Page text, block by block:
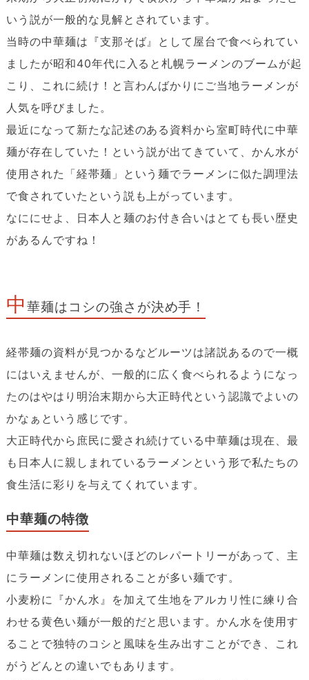
いう説が一般的な見解とされています。
当時の中華麺は『支那そば』として屋台で食べられてい
ましたが昭和40年代に入ると札幌ラーメンのブームが起
こり、これに続け！と言わんばかりにご当地ラーメンが
人気を呼びました。
最近になって新たな記述のある資料から室町時代に中華
麺が存在していた！という説が出てきていて、かん水が
使用された「経帯麺」という麺でラーメンに似た調理法
で食されていたという説も上がっています。
なににせよ、日本人と麺のお付き合いはとても長い歴史
があるんですね！
中 華麺はコシの強さが決め手！
経帯麺の資料が見つかるなどルーツは諸説あるので一概
にはいえませんが、一般的に広く食べられるようになっ
たのはやはり明治末期から大正時代という認識でよいの
かなぁという感じです。
大正時代から庶民に愛され続けている中華麺は現在、最
も日本人に親しまれているラーメンという形で私たちの
食生活に彩りを与えてくれています。
中華麺の特徴
中華麺は数え切れないほどのレパートリーがあって、主
にラーメンに使用されることが多い麺です。
小麦粉に『かん水』を加えて生地をアルカリ性に練り合
わせる黄色い麺が一般的だと思います。かん水を使用す
ることで独特のコシと風味を生み出すことができ、これ
がうどんとの違いでもあります。